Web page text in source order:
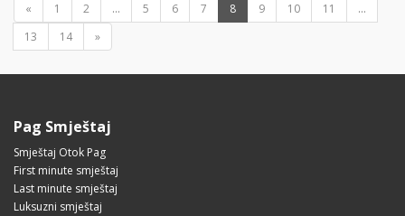
« 1 2 ... 5 6 7 8 9 10 11
...
13
14 »
Pag Smještaj
Smještaj Otok Pag
First minute smještaj
Last minute smještaj
Luksuzni smještaj